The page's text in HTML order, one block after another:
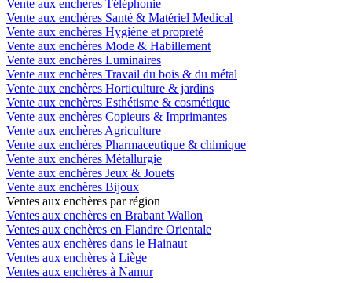
Vente aux enchères Téléphonie
Vente aux enchères Santé & Matériel Medical
Vente aux enchères Hygiène et propreté
Vente aux enchères Mode & Habillement
Vente aux enchères Luminaires
Vente aux enchères Travail du bois & du métal
Vente aux enchères Horticulture & jardins
Vente aux enchères Esthétisme & cosmétique
Vente aux enchères Copieurs & Imprimantes
Vente aux enchères Agriculture
Vente aux enchères Pharmaceutique & chimique
Vente aux enchères Métallurgie
Vente aux enchères Jeux & Jouets
Vente aux enchères Bijoux
Ventes aux enchères par région
Ventes aux enchères en Brabant Wallon
Ventes aux enchères en Flandre Orientale
Ventes aux enchères dans le Hainaut
Ventes aux enchères à Liège
Ventes aux enchères à Namur